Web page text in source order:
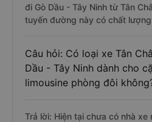
đi Gò Dầu - Tây Ninh từ Tân
tuyến đường này có chất
Câu hỏi: Có loại xe Tân
Dầu - Tây Ninh dành cho
limousine phòng đôi
Trả lời: Hiện tại chưa có nhà xe